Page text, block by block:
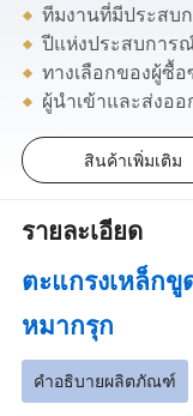
ทีมงานที่มีประสบ
ปีแห่งประสบการ
ทางเลือกของผู้ซื้อ
ผู้นำเข้าและส่งออ
สินค้าเพิ่มเติม
รายละเอียด
ตะแกรงเหล็กขู
หมากรุก
คำอธิบายผลิตภัณฑ์